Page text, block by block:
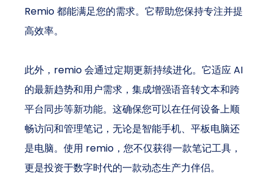
Remio 都能满足您的需求。它帮助您保持专注并提
高效率。
此外，remio 会通过定期更新持续进化。它适应 AI
的最新趋势和用户需求，集成增强语音转文本和跨
平台同步等新功能。这确保您可以在任何设备上顺
畅访问和管理笔记，无论是智能手机、平板电脑还
是电脑。使用 remio，您不仅获得一款笔记工具，
更是投资于数字时代的一款动态生产力伴侣。